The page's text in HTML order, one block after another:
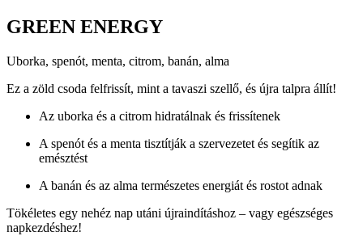
GREEN ENERGY
Uborka, spenót, menta, citrom, banán, alma
Ez a zöld csoda felfrissít, mint a tavaszi szellő, és újra talpra állít!
Az uborka és a citrom hidratálnak és frissítenek
A spenót és a menta tisztítják a szervezetet és segítik az
emésztést
A banán és az alma természetes energiát és rostot adnak
Tökéletes egy nehéz nap utáni újraindításhoz – vagy egészséges
napkezdéshez!